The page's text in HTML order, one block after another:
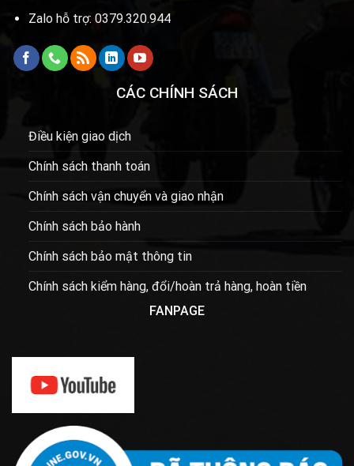
Zalo hỗ trợ: 0379.320.944
CÁC CHÍNH SÁCH
Điều kiện giao dịch
Chính sách thanh toán
Chính sách vận chuyển và giao nhận
Chính sách bảo hành
Chính sách bảo mật thông tin
Chính sách kiểm hàng, đổi/hoàn trả hàng, hoàn tiền
FANPAGE